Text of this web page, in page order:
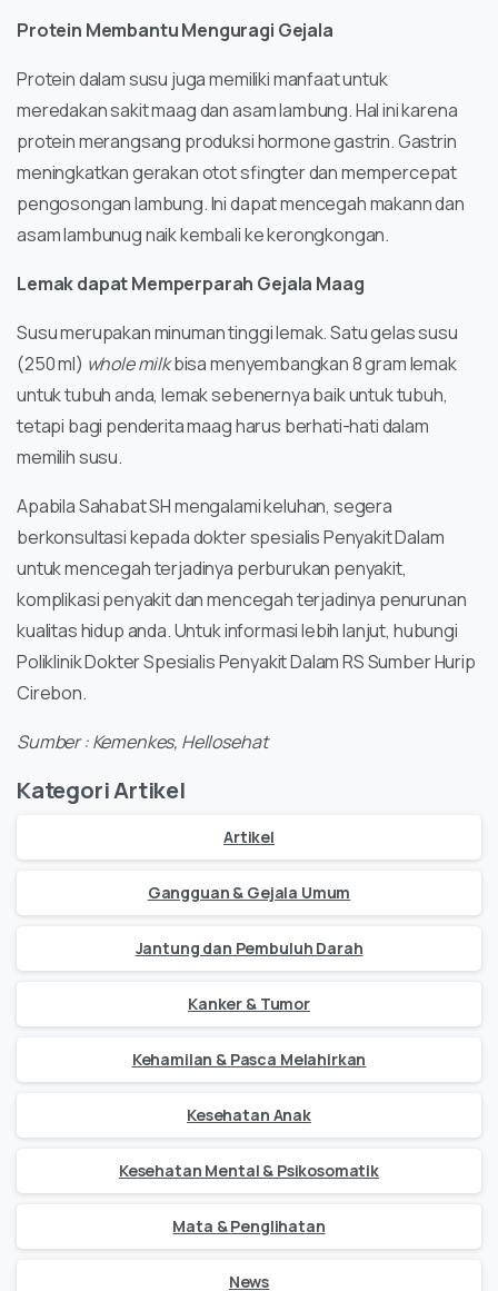
Protein Membantu Menguragi Gejala
Protein dalam susu juga memiliki manfaat untuk
meredakan sakit maag dan asam lambung. Hal ini karena
protein merangsang produksi hormone gastrin. Gastrin
meningkatkan gerakan otot sfingter dan mempercepat
pengosongan lambung. Ini dapat mencegah makann dan
asam lambunug naik kembali ke kerongkongan.
Lemak dapat Memperparah Gejala Maag
Susu merupakan minuman tinggi lemak. Satu gelas susu
(250 ml) whole milkbisa menyembangkan 8 gram lemak
untuk tubuh anda, lemak sebenernya baik untuk tubuh,
tetapi bagi penderita maag harus berhati-hati dalam
memilih susu.
Apabila Sahabat SH mengalami keluhan, segera
berkonsultasi kepada dokter spesialis Penyakit Dalam
untuk mencegah terjadinya perburukan penyakit,
komplikasi penyakit dan mencegah terjadinya penurunan
kualitas hidup anda. Untuk informasi lebih lanjut, hubungi
Poliklinik Dokter Spesialis Penyakit Dalam RS Sumber Hurip
Cirebon.
Sumber : Kemenkes, Hellosehat
Kategori Artikel
Artikel
Gangguan & Gejala Umum
Jantung dan Pembuluh Darah
Kanker & Tumor
Kehamilan & Pasca Melahirkan
Kesehatan Anak
Kesehatan Mental & Psikosomatik
Mata & Penglihatan
News